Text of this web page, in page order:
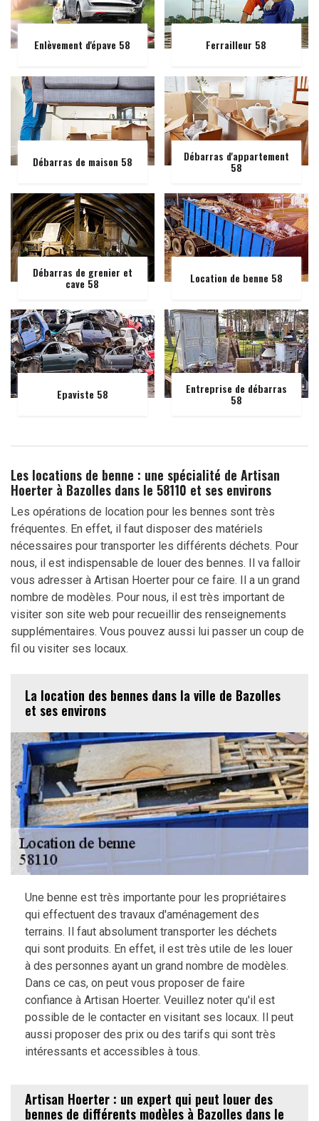
Enlèvement d'épave 58 Ferrailleur 58
Débarras de maison 58 Débarras d'appartement
58
Débarras de grenier et
cave 58 Location de benne 58
Epaviste 58 Entreprise de débarras
58
Les locations de benne : une spécialité de Artisan
Hoerter à Bazolles dans le 58110 et ses environs
Les opérations de location pour les bennes sont très
fréquentes. En effet, il faut disposer des matériels
nécessaires pour transporter les différents déchets. Pour
nous, il est indispensable de louer des bennes. Il va falloir
vous adresser à Artisan Hoerter pour ce faire. Il a un grand
nombre de modèles. Pour nous, il est très important de
visiter son site web pour recueillir des renseignements
supplémentaires. Vous pouvez aussi lui passer un coup de
fil ou visiter ses locaux.
La location des bennes dans la ville de Bazolles
et ses environs
Une benne est très importante pour les propriétaires
qui effectuent des travaux d'aménagement des
terrains. Il faut absolument transporter les déchets
qui sont produits. En effet, il est très utile de les louer
à des personnes ayant un grand nombre de modèles.
Dans ce cas, on peut vous proposer de faire
confiance à Artisan Hoerter. Veuillez noter qu'il est
possible de le contacter en visitant ses locaux. Il peut
aussi proposer des prix ou des tarifs qui sont très
intéressants et accessibles à tous.
Artisan Hoerter : un expert qui peut louer des
bennes de différents modèles à Bazolles dans le